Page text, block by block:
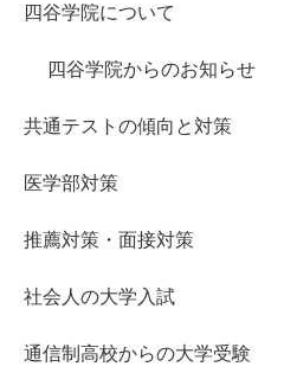
四谷学院について
四谷学院からのお知らせ
共通テストの傾向と対策
医学部対策
推薦対策・面接対策
社会人の大学入試
通信制高校からの大学受験